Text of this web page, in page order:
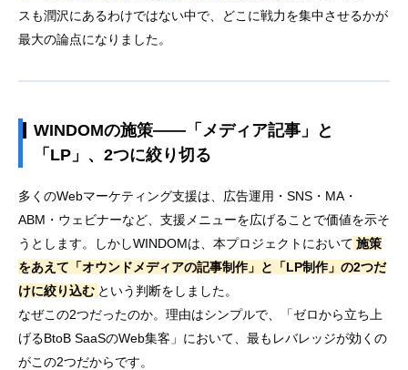
スも潤沢にあるわけではない中で、どこに戦力を集中させるかが
最大の論点になりました。
WINDOMの施策——「メディア記事」と
「LP」、2つに絞り切る
多くのWebマーケティング支援は、広告運用・SNS・MA・
ABM・ウェビナーなど、支援メニューを広げることで価値を示そ
うとします。しかしWINDOMは、本プロジェクトにおいて 施策
をあえて「オウンドメディアの記事制作」と「LP制作」の2つだ
けに絞り込む という判断をしました。
なぜこの2つだったのか。理由はシンプルで、「ゼロから立ち上
げるBtoB SaaSのWeb集客」において、最もレバレッジが効くの
がこの2つだからです。